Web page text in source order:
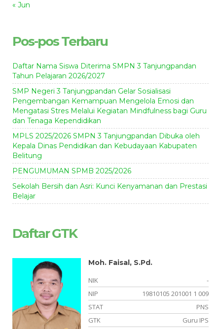
« Jun
Pos-pos Terbaru
Daftar Nama Siswa Diterima SMPN 3 Tanjungpandan
Tahun Pelajaran 2026/2027
SMP Negeri 3 Tanjungpandan Gelar Sosialisasi
Pengembangan Kemampuan Mengelola Emosi dan
Mengatasi Stres Melalui Kegiatan Mindfulness bagi Guru
dan Tenaga Kependidikan
MPLS 2025/2026 SMPN 3 Tanjungpandan Dibuka oleh
Kepala Dinas Pendidikan dan Kebudayaan Kabupaten
Belitung
PENGUMUMAN SPMB 2025/2026
Sekolah Bersih dan Asri: Kunci Kenyamanan dan Prestasi
Belajar
Daftar GTK
Moh. Faisal, S.Pd.
NIK
-
NIP
19810105 201001 1 009
STAT
PNS
GTK
Guru IPS